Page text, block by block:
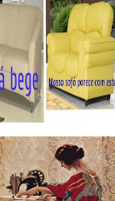
fazer leites vegetais ?